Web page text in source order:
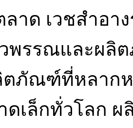
าด เวชสำอ
พรรณและผลิ
ตภัณฑ์ที่หลาก
ดเล็กทั่วโลก